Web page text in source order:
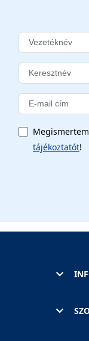
tájékoztatót!